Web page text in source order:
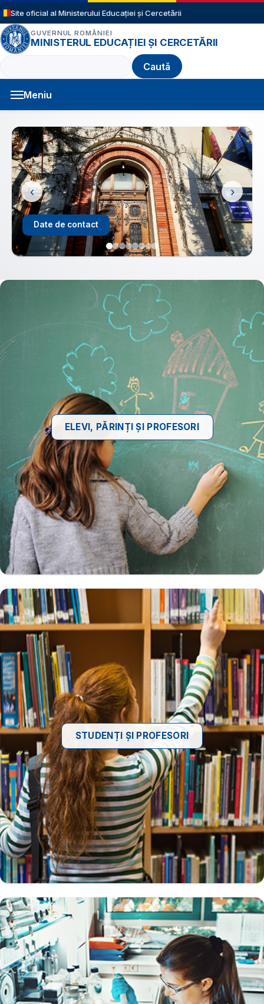
Sari la conținutul principal
Site oficial al Ministerului Educației și Cercetării
GUVERNUL ROMÂNIEI
MINISTERUL EDUCAȚIEI ȘI CERCETĂRII
Caută
Meniu
Structură an școlar 2026 - 2027
‹ ›
ELEVI, PĂRINȚI ȘI PROFESORI
STUDENȚI ȘI PROFESORI